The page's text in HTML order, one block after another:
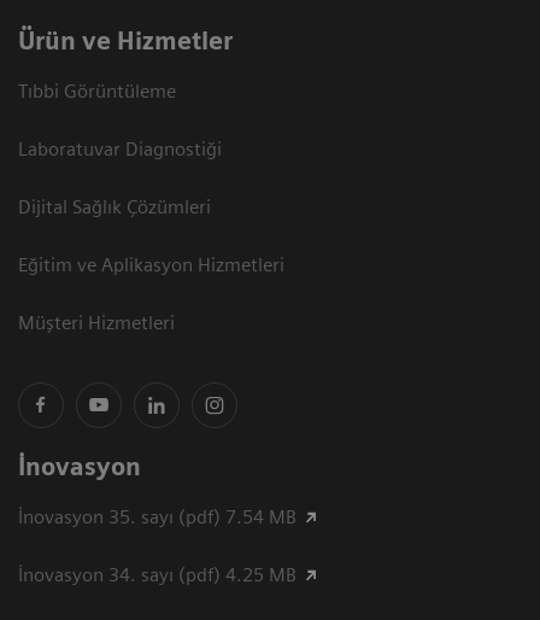
Ürün ve Hizmetler
Tıbbi Görüntüleme
Laboratuvar Diagnostiği
Dijital Sağlık Çözümleri
Eğitim ve Aplikasyon Hizmetleri
Müşteri Hizmetleri
İnovasyon
İnovasyon 35. sayı (pdf) 7.54 MB
İnovasyon 34. sayı (pdf) 4.25 MB